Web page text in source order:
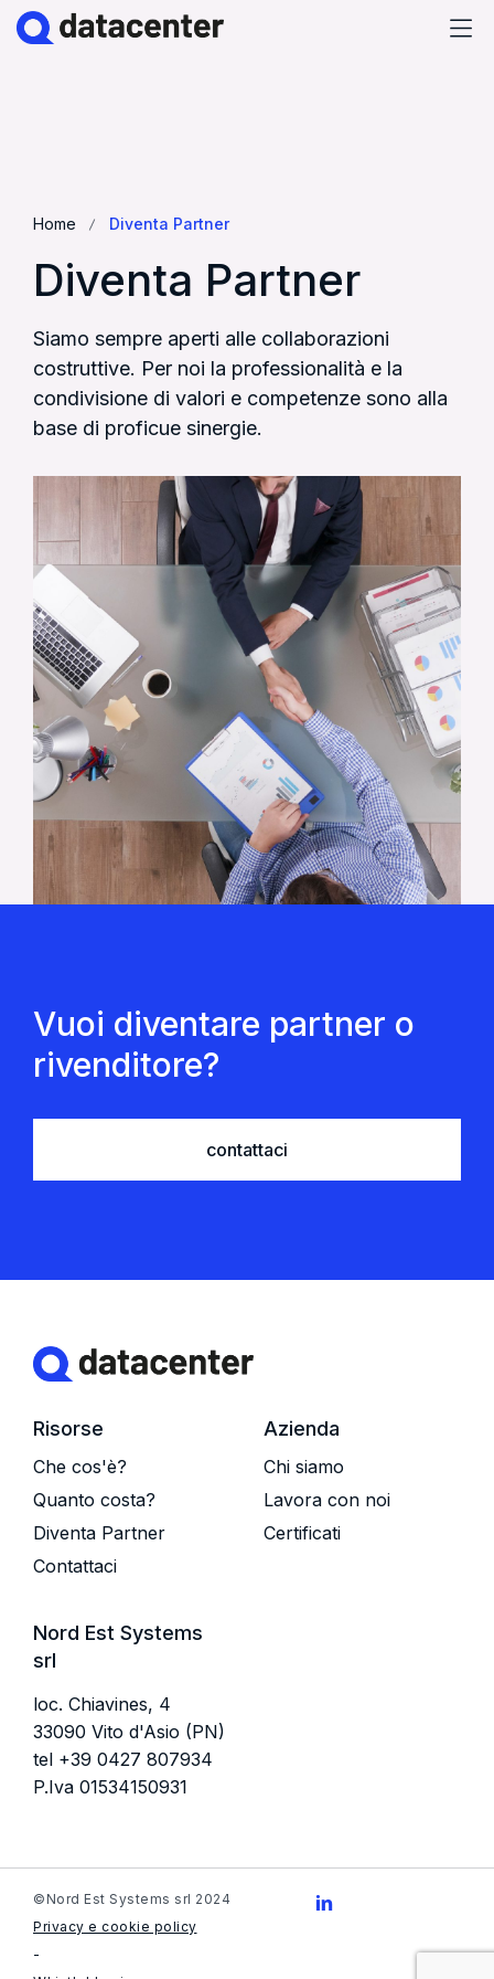
NORD EST SYSTEMS
contattaci
Home Diventa Partner
Diventa Partner
Siamo sempre aperti alle collaborazioni
costruttive. Per noi la professionalità e la
condivisione di valori e competenze sono alla
base di proficue sinergie.
Vuoi diventare partner o
rivenditore?
contattaci
Risorse
Che cos'è?
Quanto costa?
Diventa Partner
Contattaci
Azienda
Chi siamo
Lavora con noi
Certificati
Nord Est Systems
srl
loc. Chiavines, 4
33090 Vito d'Asio (PN)
tel +39 0427 807934
P.Iva 01534150931
©Nord Est Systems srl 2024
Privacy e cookie policy
-